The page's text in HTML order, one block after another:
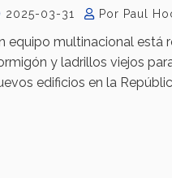
2025-03-31 Por Paul
equipo multinacional está
y ladrillos viejos
edificios en la